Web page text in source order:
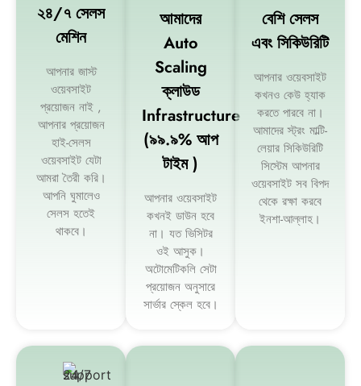
২৪/৭ সেলস
মেশিন
আপনার জাস্ট
ওয়েবসাইট
প্রয়োজন নাই ,
আপনার প্রয়োজন
হাই-সেলস
ওয়েবসাইট যেটা
আমরা তৈরী করি।
আপনি ঘুমালেও
সেলস হতেই
থাকবে।
আমাদের
Auto
Scaling
ক্লাউড
Infrastructure
(৯৯.৯% আপ
টাইম )
আপনার ওয়েবসাইট
কখনই ডাউন হবে
না। যত ভিসিটর
ওই আসুক।
অটোমেটিকলি সেটা
প্রয়োজন অনুসারে
সার্ভার স্কেল হবে।
বেশি সেলস
এবং সিকিউরিটি
আপনার ওয়েবসাইট
কখনও কেউ হ্যাক
করতে পারবে না।
আমাদের স্ট্রং মাল্টি-
লেয়ার সিকিউরিটি
সিস্টেম আপনার
ওয়েবসাইট সব বিপদ
থেকে রক্ষা করবে
ইনশা-আল্লাহ।